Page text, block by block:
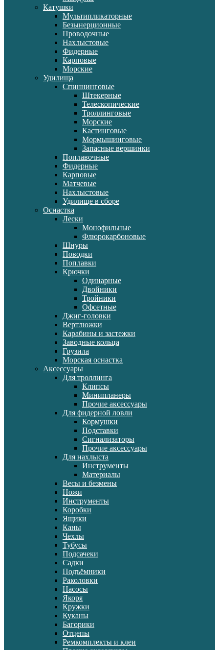
Катушки
Мультипликаторные
Безынерционные
Проводочные
Нахлыстовые
Фидерные
Карповые
Морские
Удилища
Спиннинговые
Штекерные
Телескопические
Троллинговые
Морские
Кастинговые
Мормышинговые
Запасные вершинки
Поплавочные
Фидерные
Карповые
Матчевые
Нахлыстовые
Удилище в сборе
Оснастка
Лески
Монофильные
Флюрокарбоновые
Шнуры
Поводки
Поплавки
Крючки
Одинарные
Двойники
Тройники
Офсетные
Джиг-головки
Вертлюжки
Карабины и застежки
Заводные кольца
Грузила
Морская оснастка
Аксессуары
Для троллинга
Клипсы
Минипланеры
Прочие аксессуары
Для фидерной ловли
Кормушки
Подставки
Сигнализаторы
Прочие аксессуары
Для нахлыста
Инструменты
Материалы
Весы и безмены
Ножи
Инструменты
Коробки
Ящики
Каны
Чехлы
Тубусы
Подсачеки
Садки
Подъёмники
Раколовки
Насосы
Якоря
Кружки
Куканы
Багорики
Отцепы
Ремкомплекты и клеи